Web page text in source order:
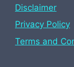
Disclaimer
Privacy Policy
Terms and